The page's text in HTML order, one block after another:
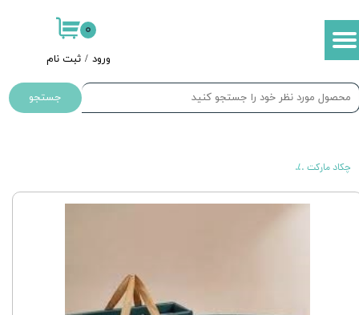
ورود / ثبت نام
حساب کاربری من
سفارشات
۰
جستجو
چکاد مارکت